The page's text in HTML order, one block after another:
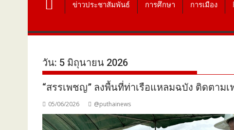
ข่าวประชาสัมพันธ์ การศึกษา การเมือง
วัน: 5 มิถุนายน 2026
“สรรเพชญ” ลงพื้นที่ท่าเรือแหลมฉบัง ติดตามเ
05/06/2026 @puthainews